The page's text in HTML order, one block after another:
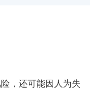
，还可能因人为失